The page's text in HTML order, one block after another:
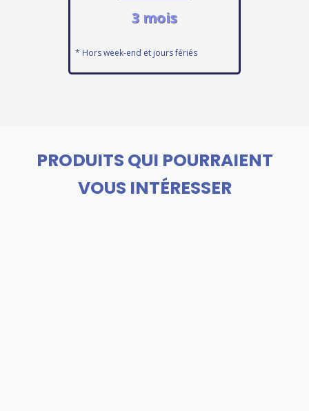
3 mois
* Hors week-end et jours fériés
PRODUITS QUI POURRAIENT
VOUS INTÉRESSER